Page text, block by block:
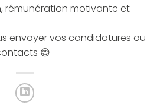
rémunération motivante et
envoyer vos candidatures ou
😊